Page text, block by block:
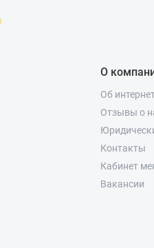
О
Об
Отзывы о
Контакты
Кабинет
Вакансии